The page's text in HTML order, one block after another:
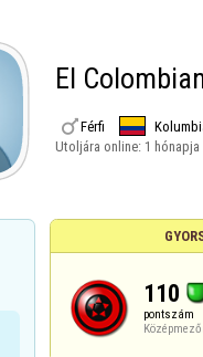
El
Férfi
Utoljára online: 1 hónapja
110
pontszám